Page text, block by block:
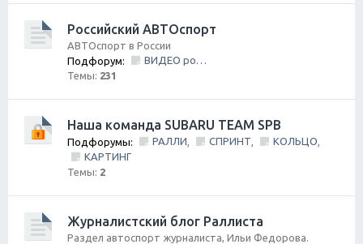
Российский АВТОспорт
АВТОспорт в России
Подфорум:
ВИДЕО ролики и фильмы
Темы: 231
Наша команда SUBARU TEAM SPB
Подфорумы: РАЛЛИ, СПРИНТ, КОЛЬЦО,
КАРТИНГ
Темы: 2
Журналистский блог Раллиста
Раздел автоспорт журналиста, Ильи Федорова.